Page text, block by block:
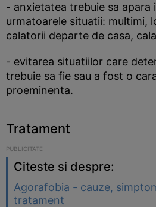
- anxietatea trebuie sa apara
urmatoarele situatii: multimi,
calatorii departe de casa,
- evitarea situatiilor care
trebuie sa fie sau a fost o
proeminenta.
Tratament
Citeste si despre:
Agorafobia - cauze,
tratament